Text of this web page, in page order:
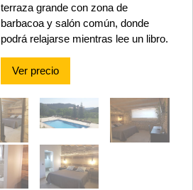
terraza grande con zona de
barbacoa y salón común, donde
podrá relajarse mientras lee un libro.
Ver precio